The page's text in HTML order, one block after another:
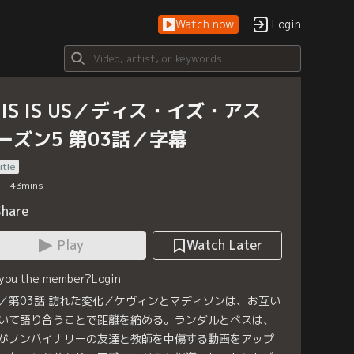
Watch now Login
IS US／ディス・イズ・アス
ズン5 第03話／字幕
43mins
Play
Watch Later
the member?Login
第03話 訪れた変化／ケヴィンとマディソンは、お互い
て語り合うことで距離を縮める。ランダルとベスは、
ノンバイナリーの友達と教師を中傷する動画をアップ